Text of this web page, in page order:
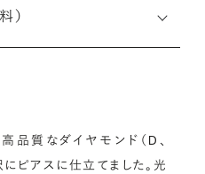
）
品質なダイヤモンド（D、
ピアスに仕立てました。光